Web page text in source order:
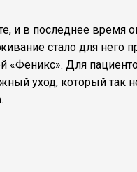
и в последнее время
стало для
Для
уход, который так